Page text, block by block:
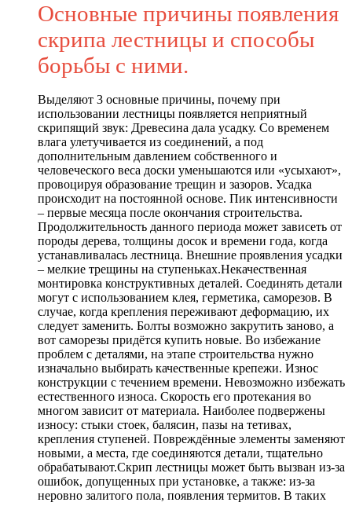
Основные причины появления
скрипа лестницы и способы
борьбы с ними.
Выделяют 3 основные причины, почему при
использовании лестницы появляется неприятный
скрипящий звук: Древесина дала усадку. Со временем
влага улетучивается из соединений, а под
дополнительным давлением собственного и
человеческого веса доски уменьшаются или «усыхают»,
провоцируя образование трещин и зазоров. Усадка
происходит на постоянной основе. Пик интенсивности
– первые месяца после окончания строительства.
Продолжительность данного периода может зависеть от
породы дерева, толщины досок и времени года, когда
устанавливалась лестница. Внешние проявления усадки
– мелкие трещины на ступеньках.Некачественная
монтировка конструктивных деталей. Соединять детали
могут с использованием клея, герметика, саморезов. В
случае, когда крепления переживают деформацию, их
следует заменить. Болты возможно закрутить заново, а
вот саморезы придётся купить новые. Во избежание
проблем с деталями, на этапе строительства нужно
изначально выбирать качественные крепежи. Износ
конструкции с течением времени. Невозможно избежать
естественного износа. Скорость его протекания во
многом зависит от материала. Наиболее подвержены
износу: стыки стоек, балясин, пазы на тетивах,
крепления ступеней. Повреждённые элементы заменяют
новыми, а места, где соединяются детали, тщательно
обрабатывают.Скрип лестницы может быть вызван из-за
ошибок, допущенных при установке, а также: из-за
неровно залитого пола, появления термитов. В таких